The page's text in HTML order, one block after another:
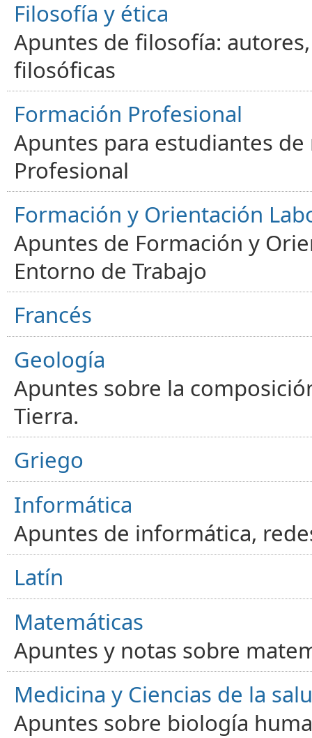
Filosofía y ética
Apuntes de filosofía:
filosóficas
Formación Profesional
Apuntes para estudiantes
Profesional
Formación y Orientación
Apuntes de Formación y
Entorno de Trabajo
Francés
Geología
Apuntes sobre la
Tierra.
Griego
Informática
Apuntes de informática,
Latín
Matemáticas
Apuntes y notas sobre
Medicina y Ciencias de la
Apuntes sobre biología